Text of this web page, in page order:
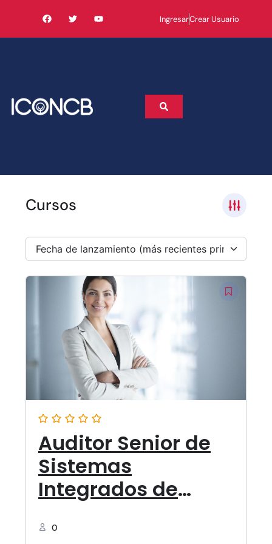
IngresarCrear Usuario
Cursos
Auditor Senior de
Sistemas
Integrados de
Cumplimiento ISO
0